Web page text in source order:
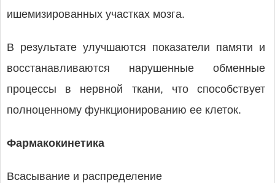
ишемизированных участках мозга.
В результате улучшаются показатели памяти и
восстанавливаются нарушенные обменные
процессы в нервной ткани, что способствует
полноценному функционированию ее клеток.
Фармакокинетика
Всасывание и распределение